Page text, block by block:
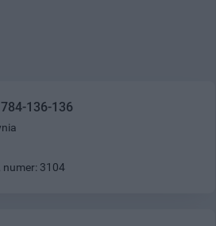
784-136-136
, numer: 3104